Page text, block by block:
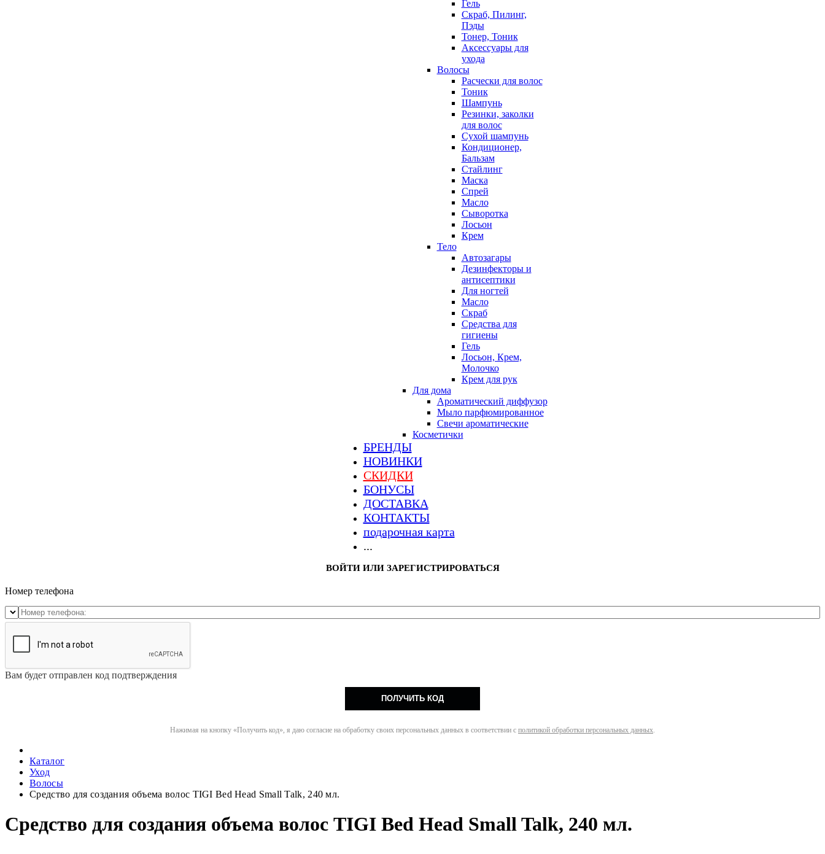
Гель
Скраб, Пилинг,
Пэды
Тонер, Тоник
Аксессуары для
ухода
Волосы
Расчески для волос
Тоник
Шампунь
Резинки, заколки
для волос
Сухой шампунь
Кондиционер,
Бальзам
Стайлинг
Маска
Спрей
Масло
Сыворотка
Лосьон
Крем
Тело
Автозагары
Дезинфекторы и
антисептики
Для ногтей
Масло
Скраб
Средства для
гигиены
Гель
Лосьон, Крем,
Молочко
Крем для рук
Для дома
Ароматический диффузор
Мыло парфюмированное
Свечи ароматические
Косметички
БРЕНДЫ
НОВИНКИ
СКИДКИ
БОНУСЫ
ДОСТАВКА
КОНТАКТЫ
подарочная карта
...
ВОЙТИ ИЛИ ЗАРЕГИСТРИРОВАТЬСЯ
Номер телефона
Вам будет отправлен код подтверждения
ПОЛУЧИТЬ КОД
Нажимая на кнопку «Получить код», я даю согласие на обработку своих персональных данных в соответствии с политикой обработки персональных данных.
Каталог
Уход
Волосы
Средство для создания объема волос TIGI Bed Head Small Talk, 240 мл.
Средство для создания объема волос TIGI Bed Head Small Talk, 240 мл.